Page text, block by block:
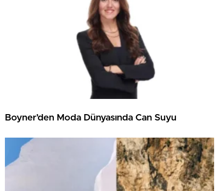
Boyner’den Moda Dünyasında Can Suyu